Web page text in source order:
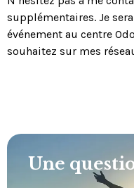
supplémentaires. Je
événement au centre
souhaitez sur mes
Une